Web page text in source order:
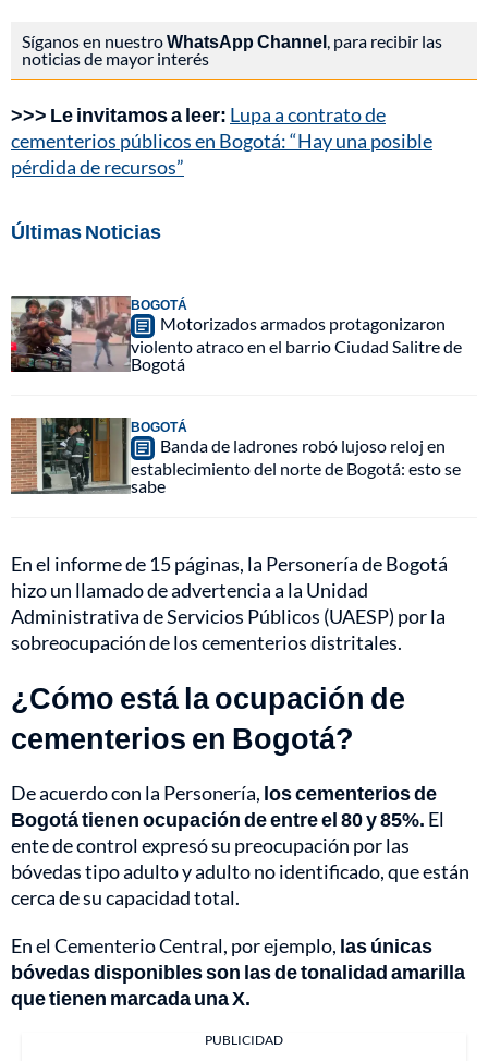
Síganos en nuestroWhatsApp Channel , para recibir las
noticias de mayor interés
>>> Le invitamos a leer: Lupa a contrato de
cementerios públicos en Bogotá: “Hay una posible
pérdida de recursos”
Últimas Noticias
BOGOTÁ
Motorizados armados protagonizaron
violento atraco en el barrio Ciudad Salitre de
Bogotá
BOGOTÁ
Banda de ladrones robó lujoso reloj en
establecimiento del norte de Bogotá: esto se
sabe
En el informe de 15 páginas, la Personería de Bogotá
hizo un llamado de advertencia a la Unidad
Administrativa de Servicios Públicos (UAESP) por la
sobreocupación de los cementerios distritales.
¿Cómo está la ocupación de
cementerios en Bogotá?
De acuerdo con la Personería, los cementerios de
Bogotá tienen ocupación de entre el 80 y 85%. El
ente de control expresó su preocupación por las
bóvedas tipo adulto y adulto no identificado, que están
cerca de su capacidad total.
En el Cementerio Central, por ejemplo, las únicas
bóvedas disponibles son las de tonalidad amarilla
que tienen marcada una X.
PUBLICIDAD